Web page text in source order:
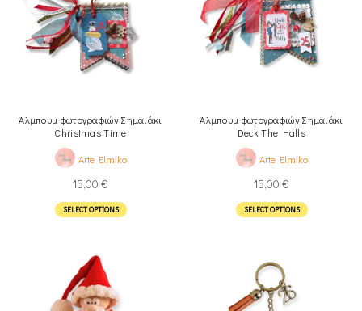
Άλμπουμ φωτογραφιών Σημαιάκι
Christmas Time
Arte Elmiko
15,00 €
SELECT OPTIONS
Άλμπουμ φωτογραφιών Σημαιάκι
Deck The Halls
Arte Elmiko
15,00 €
SELECT OPTIONS